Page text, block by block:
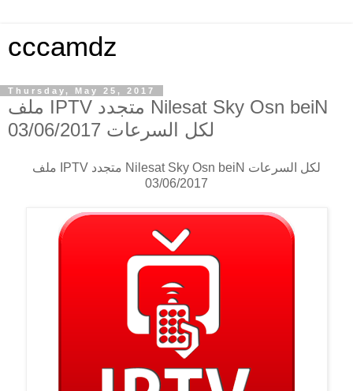
cccamdz
Thursday, May 25, 2017
ملف IPTV متجدد Nilesat Sky Osn beiN
لكل السرعات 03/06/2017
ملف IPTV متجدد Nilesat Sky Osn beiN لكل السرعات
03/06/2017